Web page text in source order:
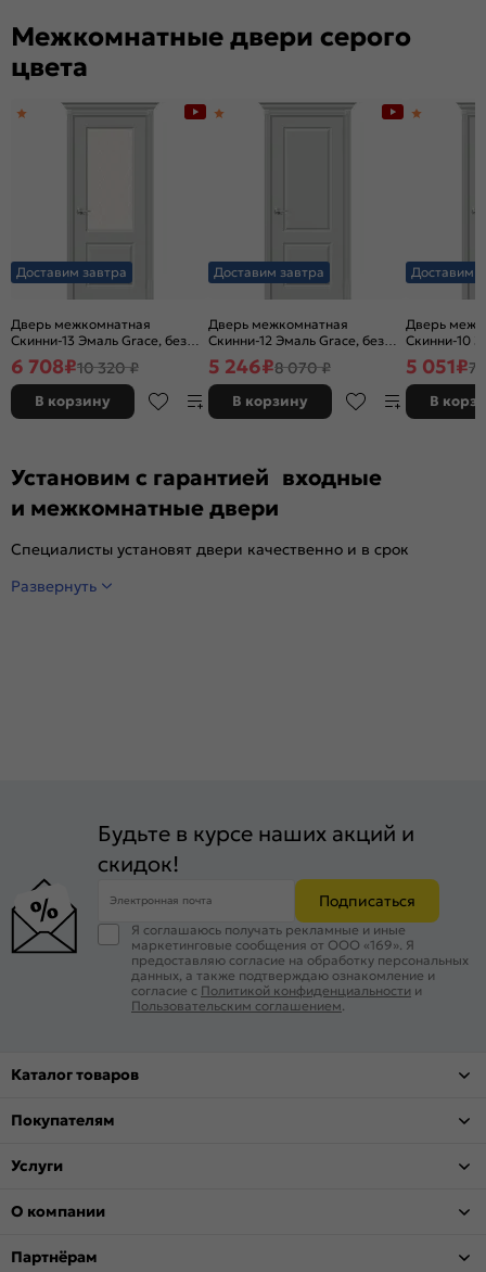
Межкомнатные двери серого
цвета
Доставим завтра
Дверь межкомнатная
Скинни-13 Эмаль Grace, без
декора, остекленная, white
сrystal, без кромки, скиновая
6 708₽10 320 ₽
В корзину
Доставим завтра
Дверь межкомнатная
Скинни-12 Эмаль Grace, без
декора, глухая, без стекла,
без кромки, скиновая
5 246₽8 070 ₽
В корзину
Доставим
Дверь
Скинни-10
декора,
без кромки,
5 051₽7
В
Установим с гарантией входные
и межкомнатные двери
Специалисты установят двери качественно и в срок
Развернуть
Будьте в курсе наших акций и
скидок!
Электронная почта Подписаться
Я соглашаюсь получать рекламные и иные
маркетинговые сообщения от ООО «169». Я
предоставляю согласие на обработку персональных
данных, а также подтверждаю ознакомление и
согласие с Политикой конфиденциальности и
Пользовательским соглашением.
Каталог товаров
Покупателям
Услуги
О компании
Партнёрам